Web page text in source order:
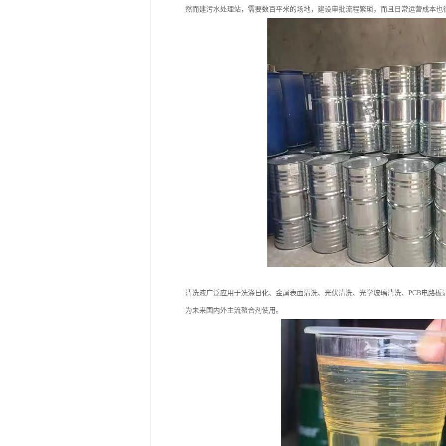
然而建污水处理站，需要数百平米的场地，建设审批流程繁琐，而且日常运营成本也
清洗液广泛应用于洗涤日化、金属表面清洗、光伏清洗、光学玻璃清洗、PCB电路
为未来国内外主流螯合剂使用。